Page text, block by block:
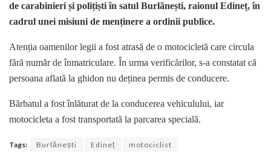
de carabinieri și polițiști în satul Burlănești, raionul Edineț, în
cadrul unei misiuni de menținere a ordinii publice.
Atenția oamenilor legii a fost atrasă de o motocicletă care circula
fără număr de înmatriculare. În urma verificărilor, s-a constatat că
persoana aflată la ghidon nu deținea permis de conducere.
Bărbatul a fost înlăturat de la conducerea vehiculului, iar
motocicleta a fost transportată la parcarea specială.
Tags: Burlănești Edineț motociclist